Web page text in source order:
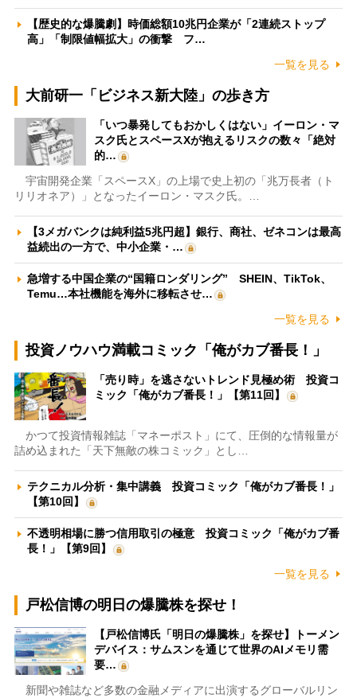
【歴史的な爆騰劇】時価総額10兆円企業が「2連続ストップ
高」「制限値幅拡大」の衝撃 フ…
一覧を見る
大前研一「ビジネス新大陸」の歩き方
「いつ暴発してもおかしくはない」イーロン・マ
スク氏とスペースXが抱えるリスクの数々「絶対
的…
宇宙開発企業「スペースX」の上場で史上初の「兆万長者（ト
リリオネア）」となったイーロン・マスク氏。…
【3メガバンクは純利益5兆円超】銀行、商社、ゼネコンは最高
益続出の一方で、中小企業・…
急増する中国企業の“国籍ロンダリング” SHEIN、TikTok、
Temu…本社機能を海外に移転させ…
一覧を見る
投資ノウハウ満載コミック「俺がカブ番長！」
「売り時」を逃さないトレンド見極め術 投資コ
ミック「俺がカブ番長！」【第11回】
かつて投資情報雑誌「マネーポスト」にて、圧倒的な情報量が
詰め込まれた「天下無敵の株コミック」とし…
テクニカル分析・集中講義 投資コミック「俺がカブ番長！」
【第10回】
不透明相場に勝つ信用取引の極意 投資コミック「俺がカブ番
長！」【第9回】
一覧を見る
戸松信博の明日の爆騰株を探せ！
【戸松信博氏「明日の爆騰株」を探せ】トーメン
デバイス：サムスンを通じて世界のAIメモリ需
要…
新聞や雑誌など多数の金融メディアに出演するグローバルリン